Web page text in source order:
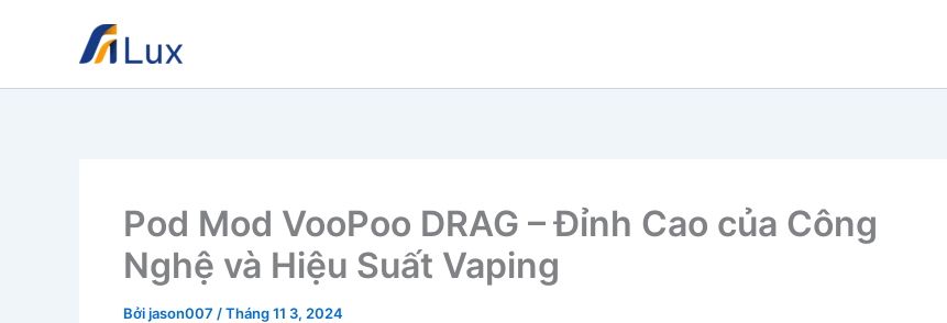
Pod Mod VooPoo DRAG – Đỉnh Cao của Công
Nghệ và Hiệu Suất Vaping
Bởijason007 /Tháng 11 3, 2024